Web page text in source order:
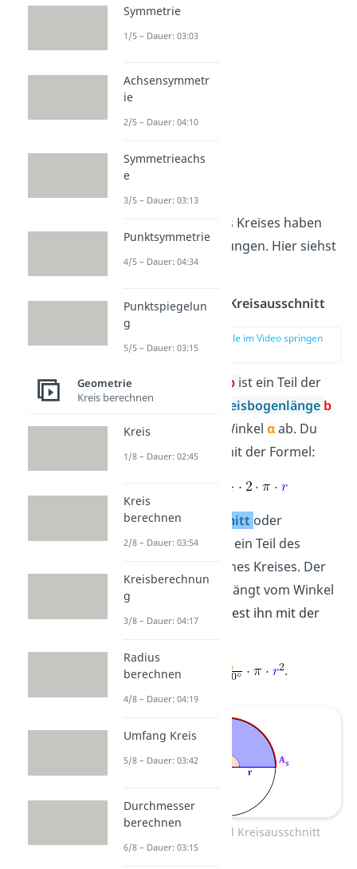
Kreisteile
Einzelne Teile des Kreises haben
eigene Bezeichnungen. Hier siehst
du sie:
Kreisbogen und Kreisausschnitt
zur Stelle im Video springen
Der Kreisbogen b ist ein Teil der
Kreislinie
Kreisbogenlänge b
hängt von dem Winkel αab. Du
berechnest ihn mit der Formel:
DerKreisausschnitt oder
Kreissektor A
ist ein Teil des
Flächeninhalts eines Kreises. Der
Kreisausschnitt hängt vom Winkel
α
Du berechnest ihn mit der
.
Kreisbogen und Kreisausschnitt
Symmetrie
1/5 – Dauer: 03:03
Achsensymmetr
ie
2/5 – Dauer: 04:10
Symmetrieachs
e
3/5 – Dauer: 03:13
Punktsymmetrie
4/5 – Dauer: 04:34
Punktspiegelun
g
5/5 – Dauer: 03:15
Geometrie
Kreis berechnen
Kreis
1/8 – Dauer: 02:45
Kreis
berechnen
2/8 – Dauer: 03:54
Kreisberechnun
g
3/8 – Dauer: 04:17
Radius
berechnen
4/8 – Dauer: 04:19
Umfang Kreis
5/8 – Dauer: 03:42
Durchmesser
berechnen
6/8 – Dauer: 03:15